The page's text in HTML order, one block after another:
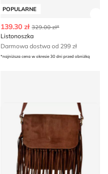
POPULARNE
139.30 zł 329.00 zł*
Listonoszka
Darmowa dostwa od 299 zł
*najniższa cena w okresie 30 dni przed obniżką